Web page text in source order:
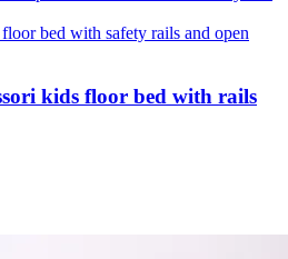
kids floor bed with rails